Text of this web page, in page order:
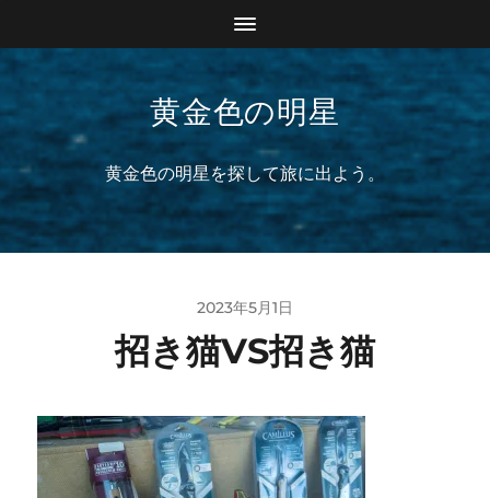
黄金色の明星
黄金色の明星を探して旅に出よう。
2023年5月1日
招き猫VS招き猫